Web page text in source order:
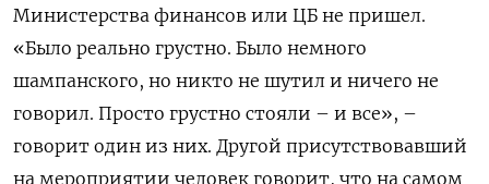
Министерства финансов или ЦБ не пришел.
«Было реально грустно. Было немного
шампанского, но никто не шутил и ничего не
говорил. Просто грустно стояли – и все», –
говорит один из них. Другой присутствовавший
на мероприятии человек говорит, что на самом